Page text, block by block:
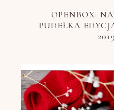
OPENBOX:
PUDEŁKA